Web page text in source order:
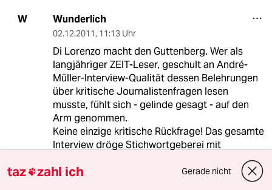
W Wunderlich
02.12.2011, 11:13 Uhr
Di Lorenzo macht den Guttenberg. Wer als
langjähriger ZEIT-Leser, geschult an André-
Müller-Interview-Qualität dessen Belehrungen
über kritische Journalistenfragen lesen
musste, fühlt sich - gelinde gesagt - auf den
Arm genommen.
Keine einzige kritische Rückfrage! Das gesamte
Interview dröge Stichwortgeberei mit
unzähligen verpassten Nachfragechancen auch
bei den allergröbsten Widersprüchen.
taz zahl ich Gerade nicht